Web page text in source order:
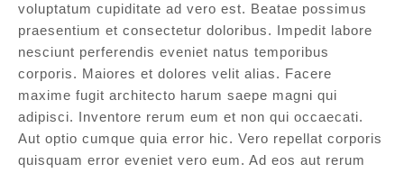
voluptatum cupiditate ad vero est. Beatae possimus
praesentium et consectetur doloribus. Impedit labore
nesciunt perferendis eveniet natus temporibus
corporis. Maiores et dolores velit alias. Facere
maxime fugit architecto harum saepe magni qui
adipisci. Inventore rerum eum et non qui occaecati.
Aut optio cumque quia error hic. Vero repellat corporis
quisquam error eveniet vero eum. Ad eos aut rerum